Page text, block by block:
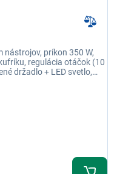
príkon 350 W,
regulácia otáčok (10
držadlo + LED svetlo,